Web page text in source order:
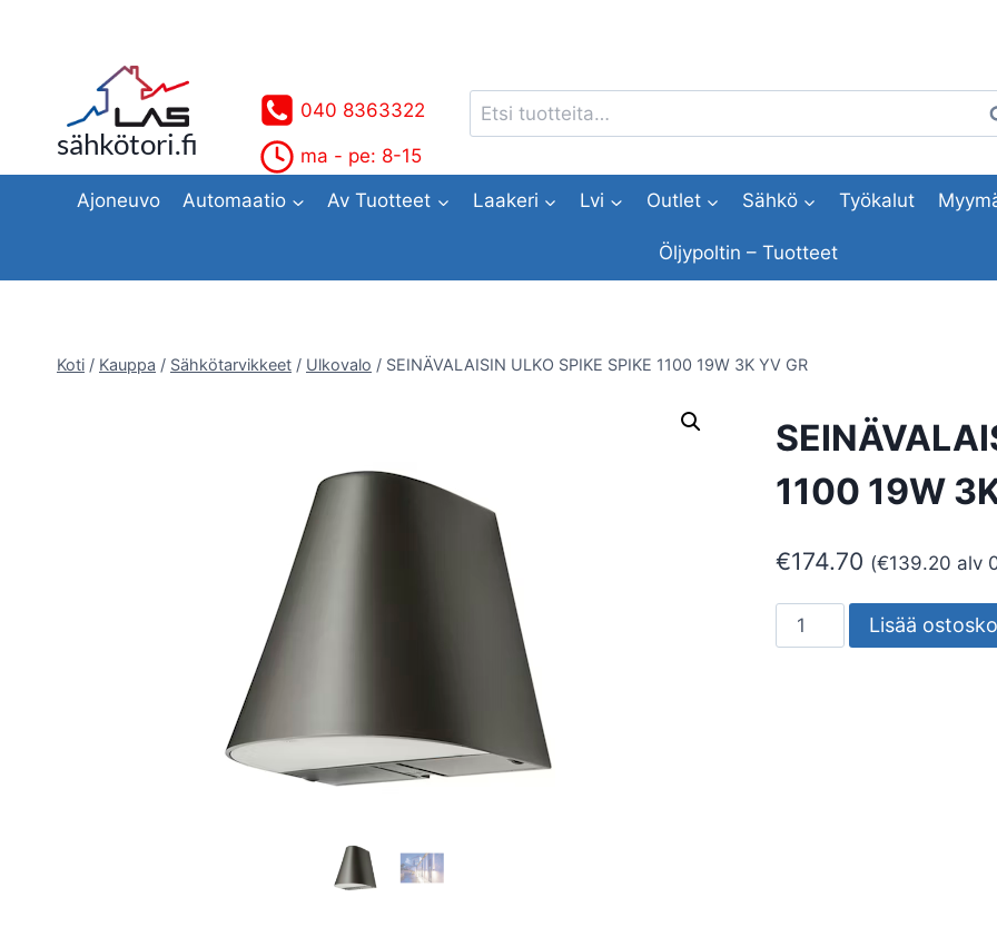
sähkötori.fi
040 8363322
ma - pe: 8-15
Etsi:
Ajoneuvo Automaatio Av Tuotteet Laakeri Lvi Outlet Sähkö Työkalut
Öljypoltin – Tuotteet
Koti / Kauppa / Sähkötarvikkeet / Ulkovalo / SEINÄVALAISIN ULKO SPIKE SPIKE 1100 19W 3K YV GR
1100 19W
€174.70 (€139.20 alv
SEINÄVALAISIN
ULKO
Lisää